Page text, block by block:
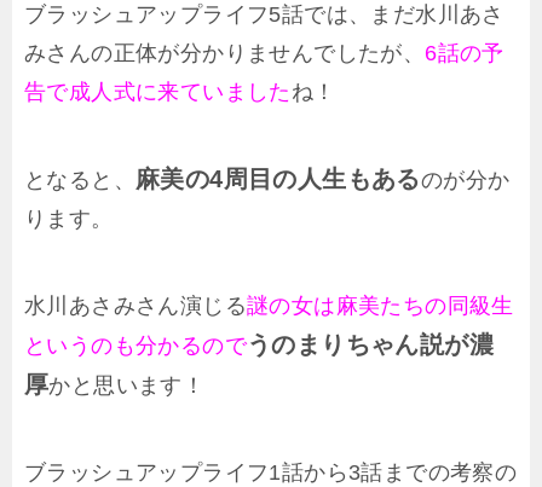
ブラッシュアップライフ5話では、まだ水川あさ
みさんの正体が分かりませんでしたが、 6話の予
告で成人式に来ていました ね！
となると、 麻美の4周目の人生もあるのが分か
ります。
水川あさみさん演じる謎の女は麻美たちの同級生
というのも分かるのでうのまりちゃん説が濃
厚かと思います！
ブラッシュアップライフ1話から3話までの考察の